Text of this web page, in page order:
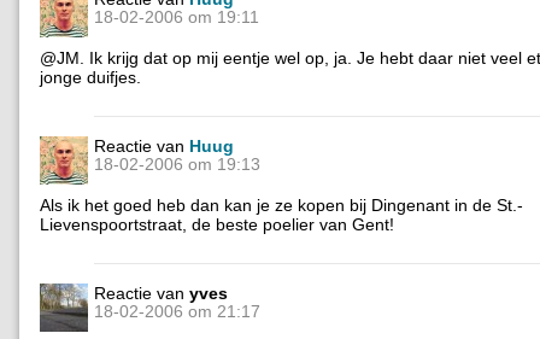
18-02-2006 om 19:11
@JM. Ik krijg dat op mij eentje wel op, ja. Je hebt daar niet veel
jonge duifjes.
Reactie van Huug
18-02-2006 om 19:13
Als ik het goed heb dan kan je ze kopen bij Dingenant in de St.-
Lievenspoortstraat, de beste poelier van Gent!
Reactie van yves
18-02-2006 om 21:17